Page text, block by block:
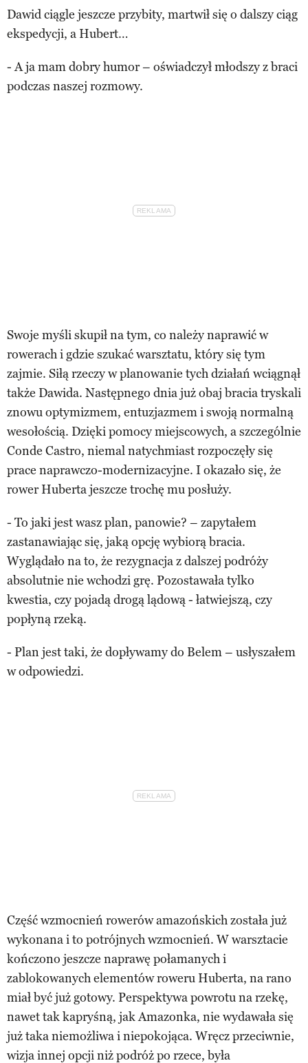
Dawid ciągle jeszcze przybity, martwił się o dalszy ciąg
ekspedycji, a Hubert…
- A ja mam dobry humor – oświadczył młodszy z braci
podczas naszej rozmowy.
Swoje myśli skupił na tym, co należy naprawić w
rowerach i gdzie szukać warsztatu, który się tym
zajmie. Siłą rzeczy w planowanie tych działań wciągnął
także Dawida. Następnego dnia już obaj bracia tryskali
znowu optymizmem, entuzjazmem i swoją normalną
wesołością. Dzięki pomocy miejscowych, a szczególnie
Conde Castro, niemal natychmiast rozpoczęły się
prace naprawczo-modernizacyjne. I okazało się, że
rower Huberta jeszcze trochę mu posłuży.
- To jaki jest wasz plan, panowie? – zapytałem
zastanawiając się, jaką opcję wybiorą bracia.
Wyglądało na to, że rezygnacja z dalszej podróży
absolutnie nie wchodzi grę. Pozostawała tylko
kwestia, czy pojadą drogą lądową - łatwiejszą, czy
popłyną rzeką.
- Plan jest taki, że dopływamy do Belem – usłyszałem
w odpowiedzi.
Część wzmocnień rowerów amazońskich została już
wykonana i to potrójnych wzmocnień. W warsztacie
kończono jeszcze naprawę połamanych i
zablokowanych elementów roweru Huberta, na rano
miał być już gotowy. Perspektywa powrotu na rzekę,
nawet tak kapryśną, jak Amazonka, nie wydawała się
już taka niemożliwa i niepokojąca. Wręcz przeciwnie,
wizja innej opcji niż podróż po rzece, była